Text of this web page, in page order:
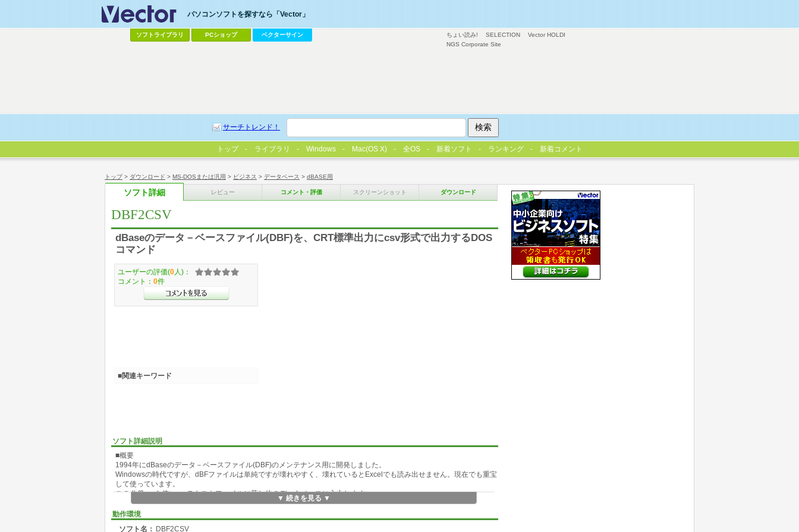
トップ> ダウンロード > MS-DOSまたは汎用 > ビジネス > データベース > dBASE用
ソフト詳細 レビュー コメント・評価 スクリーンショット ダウンロード
DBF2CSV
dBaseのデータ－ベースファイル(DBF)を、CRT標準出力にcsv形式で出力するDOS
コマンド
ソフト詳細説明
■概要
1994年にdBaseのデータ－ベースファイル(DBF)のメンテナンス用に開発しました。
Windowsの時代ですが、dBFファイルは単純ですが壊れやすく、壊れているとExcelでも読み出せません。現在でも重宝
して使っています。
このdbf2csvを使いcsvテキストファイルに落し他のデータベースに入力します。
欠点は、DOSコマンドの為、83ファイルnameの必要がある。
▼ 続きを見る ▼
動作環境
ソフト名： DBF2CSV
ユーザーの評価(0 人)：
コメント： 0件
■関連キーワード
ちょい読み! SELECTION
Vector HOLDI
NGS Corporate Site
パソコンソフトを探すなら「Vector」
ソフトライブラリ PCショップ ベクターサイン
サーチトレンド！
トップ ライブラリ Windows Mac(OS X) 全OS 新着ソフト ランキング 新着コメント